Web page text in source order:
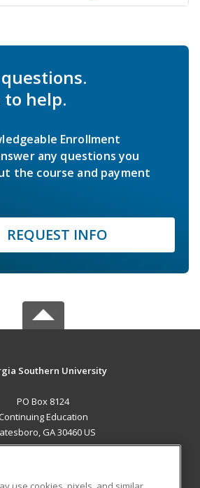
to help.
Enrollment
any questions you
the course and payment
REQUEST INFO
Southern University
PO Box 8124
Education
GA 30460 US